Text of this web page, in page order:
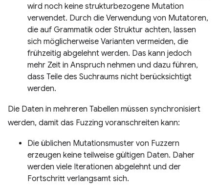
wird noch keine strukturbezogene Mutation
verwendet. Durch die Verwendung von Mutatoren,
die auf Grammatik oder Struktur achten, lassen
sich möglicherweise Varianten vermeiden, die
frühzeitig abgelehnt werden. Das kann jedoch
mehr Zeit in Anspruch nehmen und dazu führen,
dass Teile des Suchraums nicht berücksichtigt
werden.
Die Daten in mehreren Tabellen müssen synchronisiert
werden, damit das Fuzzing voranschreiten kann:
Die üblichen Mutationsmuster von Fuzzern
erzeugen keine teilweise gültigen Daten. Daher
werden viele Iterationen abgelehnt und der
Fortschritt verlangsamt sich.